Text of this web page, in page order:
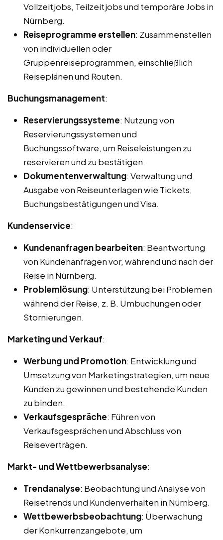
Vollzeitjobs, Teilzeitjobs und temporäre Jobs in
Nürnberg.
Reiseprogramme erstellen: Zusammenstellen
von individuellen oder
Gruppenreiseprogrammen, einschließlich
Reiseplänen und Routen.
Buchungsmanagement:
Reservierungssysteme: Nutzung von
Reservierungssystemen und
Buchungssoftware, um Reiseleistungen zu
reservieren und zu bestätigen.
Dokumentenverwaltung: Verwaltung und
Ausgabe von Reiseunterlagen wie Tickets,
Buchungsbestätigungen und Visa.
Kundenservice:
Kundenanfragen bearbeiten: Beantwortung
von Kundenanfragen vor, während und nach der
Reise in Nürnberg.
Problemlösung: Unterstützung bei Problemen
während der Reise, z. B. Umbuchungen oder
Stornierungen.
Marketing und Verkauf:
Werbung und Promotion: Entwicklung und
Umsetzung von Marketingstrategien, um neue
Kunden zu gewinnen und bestehende Kunden
zu binden.
Verkaufsgespräche: Führen von
Verkaufsgesprächen und Abschluss von
Reiseverträgen.
Markt- und Wettbewerbsanalyse:
Trendanalyse: Beobachtung und Analyse von
Reisetrends und Kundenverhalten in Nürnberg.
Wettbewerbsbeobachtung: Überwachung
der Konkurrenzangebote, um